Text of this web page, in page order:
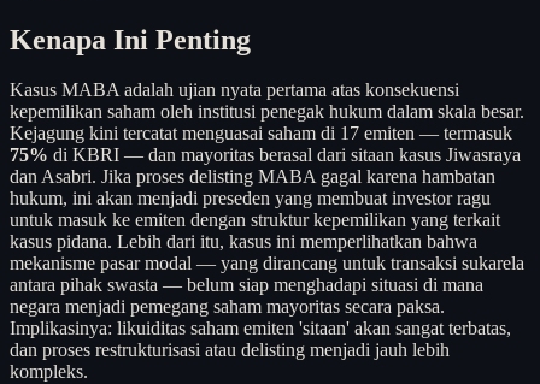
Kenapa Ini Penting
Kasus MABA adalah ujian nyata pertama atas konsekuensi
kepemilikan saham oleh institusi penegak hukum dalam skala besar.
Kejagung kini tercatat menguasai saham di 17 emiten — termasuk
75% di KBRI — dan mayoritas berasal dari sitaan kasus Jiwasraya
dan Asabri. Jika proses delisting MABA gagal karena hambatan
hukum, ini akan menjadi preseden yang membuat investor ragu
untuk masuk ke emiten dengan struktur kepemilikan yang terkait
kasus pidana. Lebih dari itu, kasus ini memperlihatkan bahwa
mekanisme pasar modal — yang dirancang untuk transaksi sukarela
antara pihak swasta — belum siap menghadapi situasi di mana
negara menjadi pemegang saham mayoritas secara paksa.
Implikasinya: likuiditas saham emiten 'sitaan' akan sangat terbatas,
dan proses restrukturisasi atau delisting menjadi jauh lebih
kompleks.